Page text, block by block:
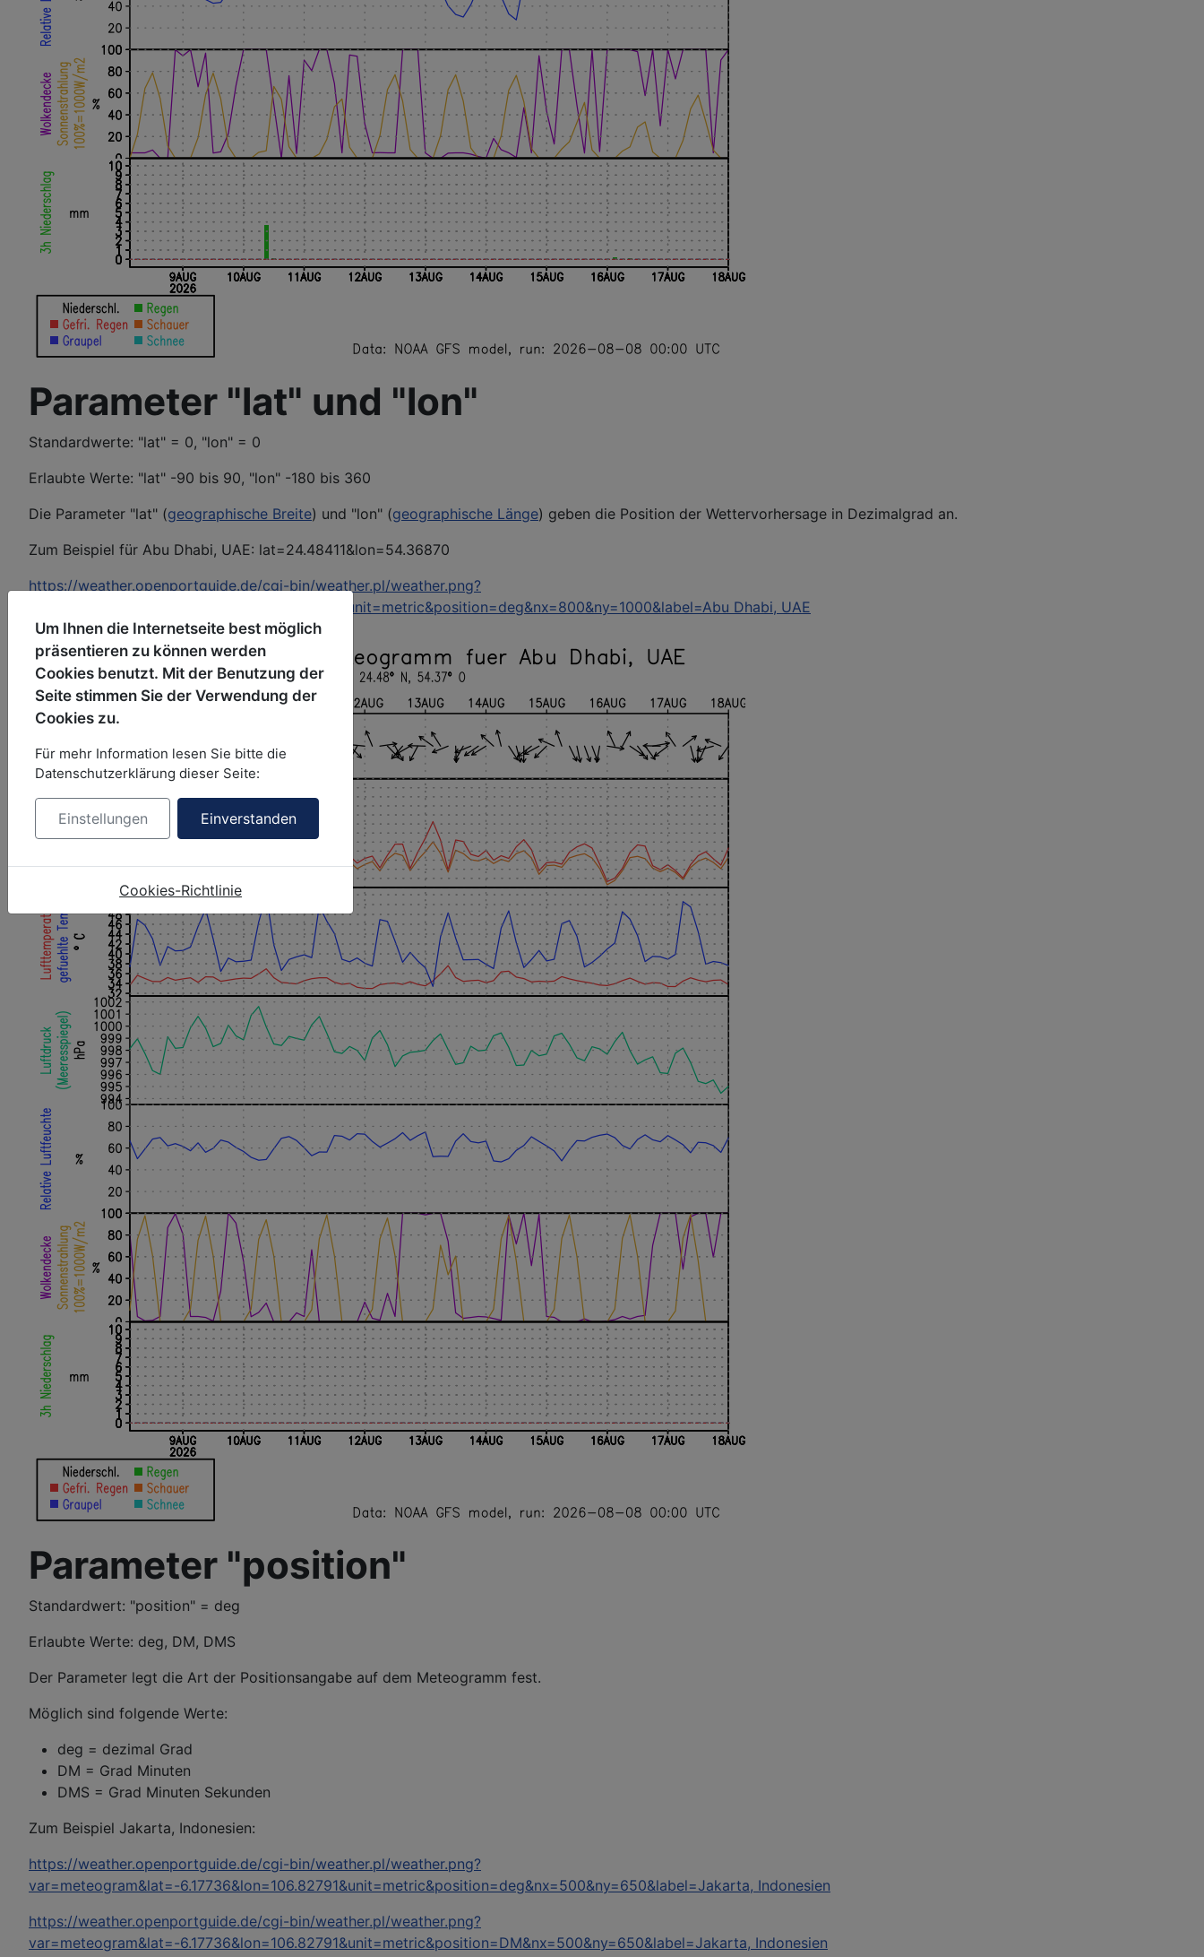
Parameter "lat" und "lon"
Standardwerte: "lat" = 0, "lon" = 0
Erlaubte Werte: "lat" -90 bis 90, "lon" -180 bis 360
Die Parameter "lat" (geographische Breite) und "lon" (geographische Länge) geben die Position der Wettervorhersage in Dezimalgrad an.
Zum Beispiel für Abu Dhabi, UAE: lat=24.48411&lon=54.36870
https://weather.openportguide.de/cgi-bin/weather.pl/weather.png?
var=meteogram&lat=24.48411&lon=54.36870&unit=metric&position=deg&nx=800&ny=1000&label=Abu Dhabi, UAE
Parameter "position"
Standardwert: "position" = deg
Erlaubte Werte: deg, DM, DMS
Der Parameter legt die Art der Positionsangabe auf dem Meteogramm fest.
Möglich sind folgende Werte:
deg = dezimal Grad
DM = Grad Minuten
DMS = Grad Minuten Sekunden
Zum Beispiel Jakarta, Indonesien:
https://weather.openportguide.de/cgi-bin/weather.pl/weather.png?
var=meteogram&lat=-6.17736&lon=106.82791&unit=metric&position=deg&nx=500&ny=650&label=Jakarta, Indonesien
https://weather.openportguide.de/cgi-bin/weather.pl/weather.png?
var=meteogram&lat=-6.17736&lon=106.82791&unit=metric&position=DM&nx=500&ny=650&label=Jakarta, Indonesien
Um Ihnen die Internetseite best möglich
präsentieren zu können werden
Cookies benutzt. Mit der Benutzung der
Seite stimmen Sie der Verwendung der
Cookies zu.
Für mehr Information lesen Sie bitte die
Datenschutzerklärung dieser Seite:
Einstellungen Einverstanden
Cookies-Richtlinie